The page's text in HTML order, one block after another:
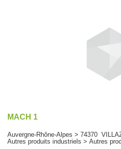
MACH 1
Auvergne-Rhône-Alpes > 74370
Autres produits industriels > Autres